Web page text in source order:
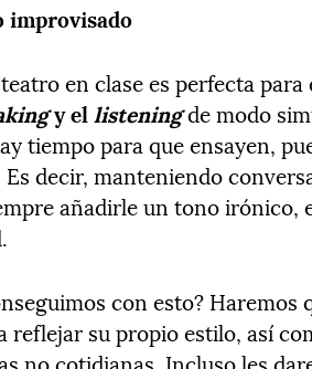
improvisado
en clase es perfecta
y ellisteningde modo
tiempo para que ensayen,
decir, manteniendo
añadirle un tono irónico,
con esto?
reflejar su propio estilo, así